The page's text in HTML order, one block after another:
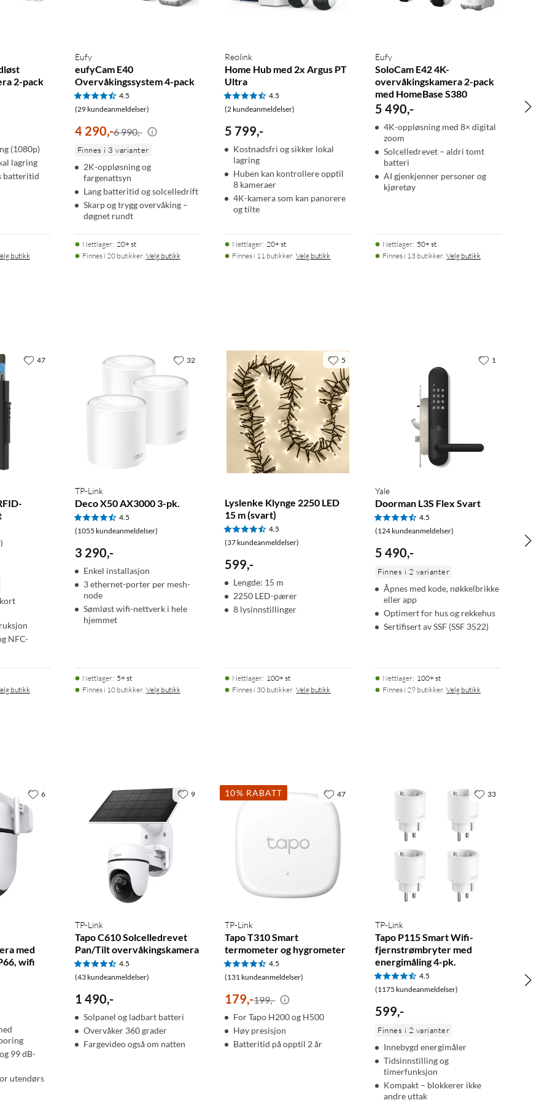
skremme bort uvelkomne.
fra -20 til 45 °C. Hubben plasseres innendørs og kobles
og Matter, slik at du kan vise livebilde på en Echo
med annet smart hjem-utstyr.
SATA HDD/SSD, selges separat)
Matter
2-pack
(1080p)
lagring
batteritid
butikk
Eufy
eufyCam E40
Overvåkingssystem 4-pack
4.5
(29 kundeanmeldelser)
4 290,-6 990,-
Finnes i 3 varianter
2K-oppløsning og
fargenattsyn
Lang batteritid og solcelledrift
Skarp og trygg overvåking –
døgnet rundt
Nettlager: 20+ st
Finnes i 20 butikker. Velg butikk
Reolink
Home Hub med 2x Argus PT
Ultra
4.5
(2 kundeanmeldelser)
5 799,-
Kostnadsfri og sikker lokal
lagring
Huben kan kontrollere opptil
8 kameraer
4K-kamera som kan panorere
og tilte
Nettlager: 20+ st
Finnes i 11 butikker. Velg butikk
Eufy
SoloCam E42 4K-
overvåkingskamera 2-pack
med HomeBase S380
5 490,-
4K-oppløsning med 8× digital
zoom
Solcelledrevet – aldri tomt
batteri
AI gjenkjenner personer og
kjøretøy
Nettlager: 50+ st
Finnes i 13 butikker. Velg butikk
NFC-
butikk
47
TP-Link
Deco X50 AX3000 3-pk.
4.5
(1055 kundeanmeldelser)
3 290,-
Enkel installasjon
3 ethernet-porter per mesh-
node
Sømløst wifi-nettverk i hele
hjemmet
Nettlager: 5+ st
Finnes i 10 butikker. Velg butikk
32
Lyslenke Klynge 2250 LED
15 m (svart)
4.5
(37 kundeanmeldelser)
599,-
Lengde: 15 m
2250 LED-pærer
8 lysinnstillinger
Nettlager: 100+ st
Finnes i 30 butikker. Velg butikk
5
Yale
Doorman L3S Flex Svart
4.5
(124 kundeanmeldelser)
5 490,-
Finnes i 2 varianter
Åpnes med kode, nøkkelbrikke
eller app
Optimert for hus og rekkehus
Sertifisert av SSF (SSF 3522)
Nettlager: 100+ st
Finnes i 29 butikker. Velg butikk
1
med
wifi
99 dB-
utendørs
6
TP-Link
Tapo C610 Solcelledrevet
Pan/Tilt overvåkingskamera
4.5
(43 kundeanmeldelser)
1 490,-
Solpanel og ladbart batteri
Overvåker 360 grader
Fargevideo også om natten
9 10% RABATT
TP-Link
Tapo T310 Smart
termometer og hygrometer
4.5
(131 kundeanmeldelser)
179,-199,-
For Tapo H200 og H500
Høy presisjon
Batteritid på opptil 2 år
47
TP-Link
Tapo P115 Smart Wifi-
fjernstrømbryter med
energimåling 4-pk.
4.5
(1175 kundeanmeldelser)
599,-
Finnes i 2 varianter
Innebygd energimåler
Tidsinnstilling og
timerfunksjon
Kompakt – blokkerer ikke
andre uttak
33